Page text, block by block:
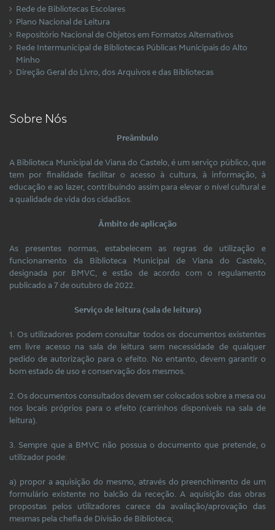
Rede de Bibliotecas Escolares
Plano Nacional de Leitura
Repositório Nacional de Objetos em Formatos Alternativos
Rede Intermunicipal de Bibliotecas Públicas Municipais do Alto
Minho
Direção Geral do Livro, dos Arquivos e das Bibliotecas
Sobre Nós
Preâmbulo
A Biblioteca Municipal de Viana do Castelo, é um serviço público, que
tem por finalidade facilitar o acesso à cultura, à informação, à
educação e ao lazer, contribuindo assim para elevar o nível cultural e
a qualidade de vida dos cidadãos.
Âmbito de aplicação
As presentes normas, estabelecem as regras de utilização e
funcionamento da Biblioteca Municipal de Viana do Castelo,
designada por BMVC, e estão de acordo com o regulamento
publicado a 7 de outubro de 2022.
Serviço de leitura (sala de leitura)
1. Os utilizadores podem consultar todos os documentos existentes
em livre acesso na sala de leitura sem necessidade de qualquer
pedido de autorização para o efeito. No entanto, devem garantir o
bom estado de uso e conservação dos mesmos.
2. Os documentos consultados devem ser colocados sobre a mesa ou
nos locais próprios para o efeito (carrinhos disponíveis na sala de
leitura).
3. Sempre que a BMVC não possua o documento que pretende, o
utilizador pode:
a) propor a aquisição do mesmo, através do preenchimento de um
formulário existente no balcão da receção. A aquisição das obras
propostas pelos utilizadores carece da avaliação/aprovação das
mesmas pela chefia de Divisão de Biblioteca;